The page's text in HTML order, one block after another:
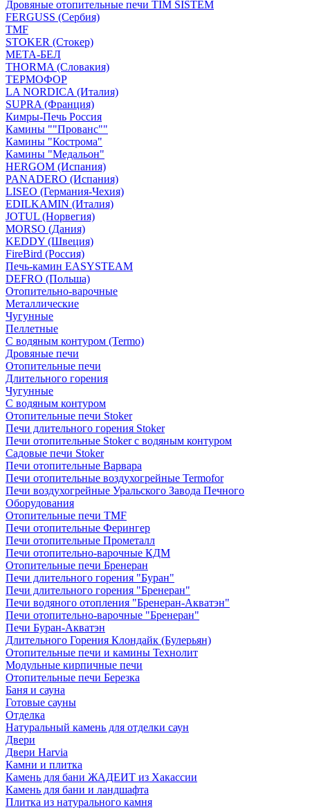
Дровяные отопительные печи TIM SISTEM
FERGUSS (Сербия)
TMF
STOKER (Стокер)
МЕТА-БЕЛ
THORMA (Словакия)
ТЕРМОФОР
LA NORDICA (Италия)
SUPRA (Франция)
Кимры-Печь Россия
Камины ""Прованс""
Камины "Кострома"
Камины "Медальон"
HERGOM (Испания)
PANADERO (Испания)
LISEO (Германия-Чехия)
EDILKAMIN (Италия)
JOTUL (Норвегия)
MORSO (Дания)
KEDDY (Швеция)
FireBird (Россия)
Печь-камин EASYSTEAM
DEFRO (Польша)
Отопительно-варочные
Металлические
Чугунные
Пеллетные
С водяным контуром (Termo)
Дровяные печи
Отопительные печи
Длительного горения
Чугунные
C водяным контуром
Отопительные печи Stoker
Печи длительного горения Stoker
Печи отопительные Stoker с водяным контуром
Садовые печи Stoker
Печи отопительные Варвара
Печи отопительные воздухогрейные Termofor
Печи воздухогрейные Уральского Завода Печного
Оборудования
Отопительные печи TMF
Печи отопительные Ферингер
Печи отопительные Прометалл
Печи отопительно-варочные КДМ
Отопительные печи Бренеран
Печи длительного горения "Буран"
Печи длительного горения "Бренеран"
Печи водяного отопления "Бренеран-Акватэн"
Печи отопительно-варочные "Бренеран"
Печи Буран-Акватэн
Длительного Горения Клондайк (Булерьян)
Отопительные печи и камины Технолит
Модульные кирпичные печи
Отопительные печи Березка
Баня и сауна
Готовые сауны
Отделка
Натуральный камень для отделки саун
Двери
Двери Harvia
Камни и плитка
Камень для бани ЖАДЕИТ из Хакассии
Камень для бани и ландшафта
Плитка из натурального камня